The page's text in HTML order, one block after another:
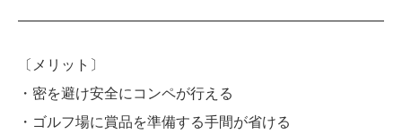
〔メリット〕
・密を避け安全にコンペが行える
・ゴルフ場に賞品を準備する手間が省ける